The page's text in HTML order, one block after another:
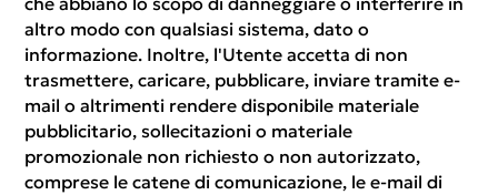
altro modo con qualsiasi sistema, dato o
informazione. Inoltre, l'Utente accetta di non
trasmettere, caricare, pubblicare, inviare tramite e-
mail o altrimenti rendere disponibile materiale
pubblicitario, sollecitazioni o materiale
promozionale non richiesto o non autorizzato,
comprese le catene di comunicazione, le e-mail di